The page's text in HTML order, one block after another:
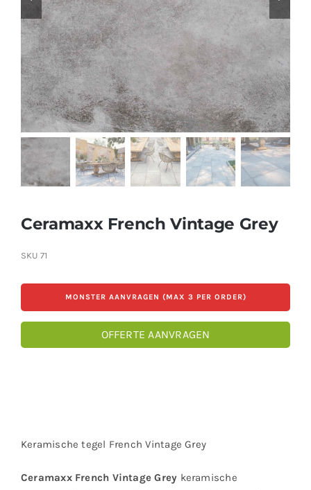
Contact
Offerte aanvragen
Ceramaxx French Vintage Grey
SKU 71
MONSTER AANVRAGEN (MAX 3 PER ORDER)
OFFERTE AANVRAGEN
Keramische tegel French Vintage Grey
Ceramaxx French Vintage Grey keramische